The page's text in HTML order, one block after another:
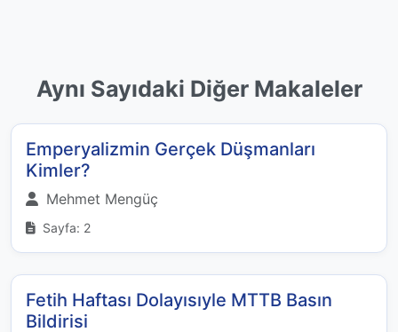
Aynı Sayıdaki Diğer Makaleler
Emperyalizmin Gerçek Düşmanları
Kimler?
Mehmet Mengüç
Sayfa: 2
Fetih Haftası Dolayısıyle MTTB Basın
Bildirisi